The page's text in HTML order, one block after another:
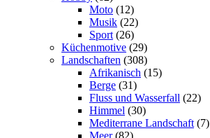
Moto (12)
Musik (22)
Sport (26)
Küchenmotive (29)
Landschaften (308)
Afrikanisch (15)
Berge (31)
Fluss und Wasserfall (22)
Himmel (30)
Mediterrane Landschaft (7)